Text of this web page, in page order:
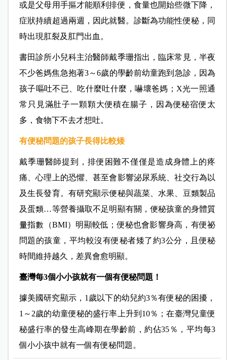
或是父母用手摳才能順利排便，食量也開始些微下降，
症狀持續超過兩週，因此就醫。診斷為功能性便秘，同
時出現肛裂及肛門出血。
書田診所小兒科主治醫師戴季珊指出，臨床常見，半夜
不少爸媽焦急抱著3～6歲的學齡前幼童跑到急診，因為
孩子嘔吐不已、吃什麼吐什麼，嚇壞爸媽；X光一照通
常只見滿肚子一顆顆大便積在腸子，因為便秘宿便太
多，食物下不去才想吐。
有便秘問題的孩子長得比較矮
戴季珊醫師提到，排便困難不僅僅是造成身體上的疼
痛、心理上的恐懼、甚至會影響泌尿系統、社交行為以
及生長發育。有研究顯示便秘與蔬菜、水果、豆類製品
及蛋類…等營養攝取不足明顯有關，便秘孩童的身體質
量指數（BMI）明顯較低；便秘也會影響身高，有便祕
問題的孩童，平均較沒有便秘者矮了約3公分，且便秘
時間維持越久，差異會愈明顯。
臺灣每3個小小孩就有一個有便秘問題！
據美國研究顯示，1歲以下的幼兒約3％有便秘的困擾，
1～2歲的幼童便秘的盛行率上升到10％；在臺灣兒童便
秘盛行率的發生高峰期在學齡前，約佔35％，平均每3
個小小孩中就有一個有便秘問題。